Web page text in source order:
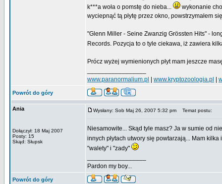
k***a woła o pomstę do nieba...
wykonanie
wyciepnąć tą płytę przez okno, powstrzymałem
"Glenn Miller - Seine Zwanzig Grössten Hits" -
Records. Pozycja to o tyle ciekawa, iż zawiera
Prócz wyżej wymienionych płyt mam jeszcze
www.paranormalium.pl
www.kryptozoologia.pl
Powrót do góry
Ania
Dołączył: 18 Maj 2007
Posty: 15
Skąd: Słupsk
Wysłany: Sob Maj 26, 2007 5:32 pm Temat postu:
Niesamowite... Skąd tyle masz? Ja w sumie od
innych płytach utwory się powtarzają... Mam
"walety" i "zady"
Pardon my boy...
Powrót do góry